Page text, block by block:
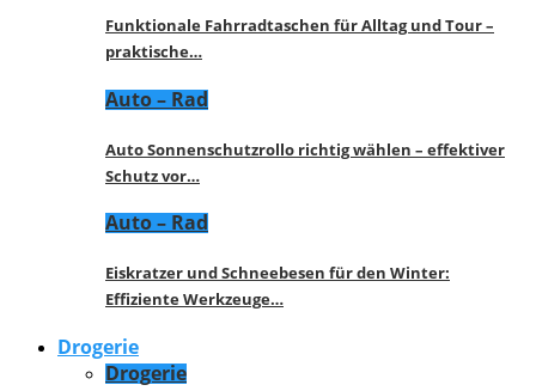
Funktionale Fahrradtaschen für Alltag und Tour –
praktische…
Auto – Rad
Auto Sonnenschutzrollo richtig wählen – effektiver
Schutz vor…
Auto – Rad
Eiskratzer und Schneebesen für den Winter:
Effiziente Werkzeuge…
Drogerie
Drogerie